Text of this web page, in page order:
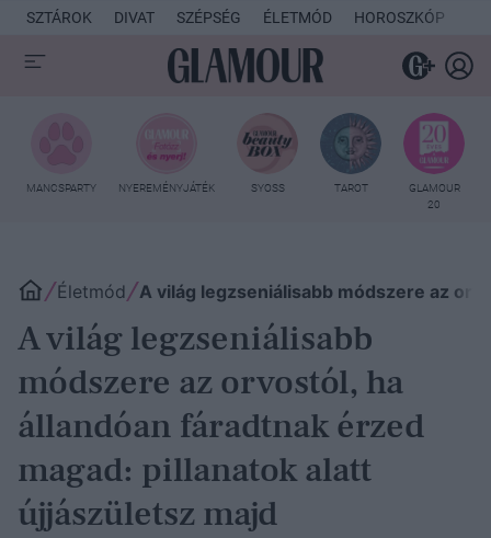
SZTÁROK DIVAT SZÉPSÉG ÉLETMÓD HOROSZKÓP
MANCSPARTY NYEREMÉNYJÁTÉK SYOSS TAROT
GLAMOUR
20
Életmód A világ legzseniálisabb módszere az
A világ legzseniálisabb
módszere az orvostól, ha
állandóan fáradtnak érzed
magad: pillanatok alatt
újjászületsz majd